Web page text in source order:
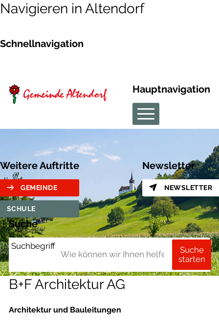
Navigieren in Altendorf
Schnellnavigation
Hauptnavigation
Weitere Auftritte
GEMEINDE
SCHULE
Newsletter
NEWSLETTER
Suche
Suchbegriff
Suche
starten
B+F Architektur AG
Architektur und Bauleitungen